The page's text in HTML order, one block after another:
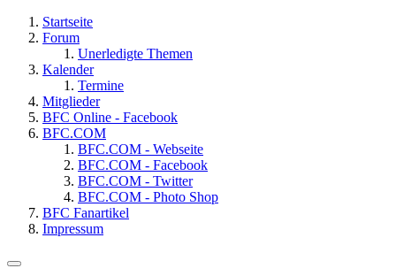
Startseite
Forum
Unerledigte Themen
Kalender
Termine
Mitglieder
BFC Online - Facebook
BFC.COM
BFC.COM - Webseite
BFC.COM - Facebook
BFC.COM - Twitter
BFC.COM - Photo Shop
BFC Fanartikel
Impressum